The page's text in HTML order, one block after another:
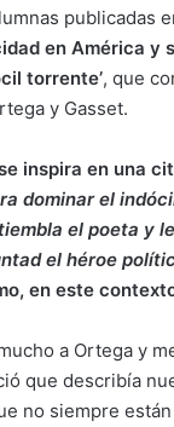
publicadas
en América y
torrente’, que
y Gasset.
inspira en una
dominar el
el poeta y
el héroe
en este
a Ortega y
que describía
no siempre